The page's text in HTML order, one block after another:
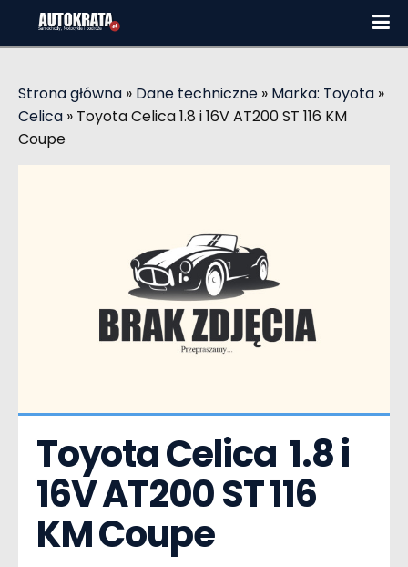
Strona główna » Dane techniczne » Marka: Toyota »
Celica » Toyota Celica 1.8 i 16V AT200 ST 116 KM
Coupe
Toyota Celica  1.8 i
16V AT200 ST 116
KM Coupe